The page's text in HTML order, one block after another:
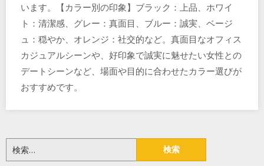
います。【カラー別の印象】ブラック：上品、ホワイ
ト：清潔感、グレー：真面目、ブルー：誠実、ベージ
ュ：穏やか、オレンジ：社交的など。真面目なオフィス
カジュアルシーンや、好印象で誠実に魅せたい女性との
デートシーンなど、場面や目的に合わせたカラー選びが
おすすめです。
索: